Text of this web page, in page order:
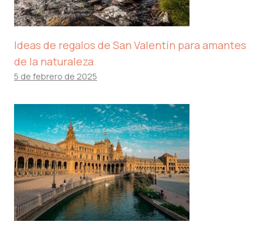
Ideas de regalos de San Valentín para amantes
de la naturaleza
5 de febrero de 2025